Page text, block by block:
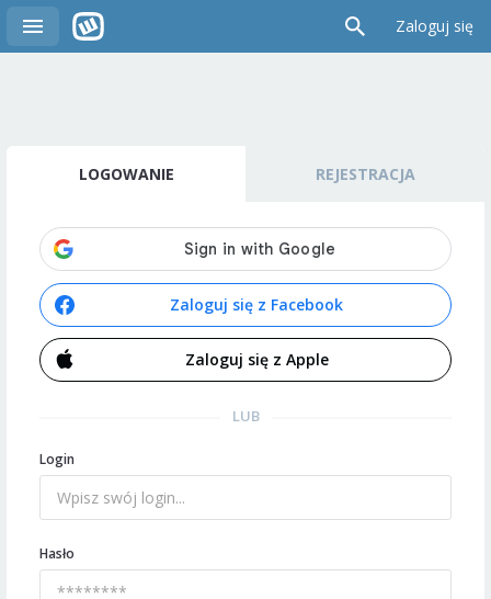
Zaloguj się
LOGOWANIE REJESTRACJA
Zaloguj się z Facebook
Zaloguj się z Apple
LUB
Login
Hasło